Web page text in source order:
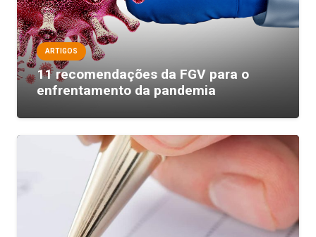
ARTIGOS
11 recomendações da FGV para o
enfrentamento da pandemia